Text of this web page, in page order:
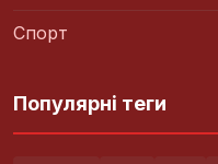
Спорт
Популярні теги